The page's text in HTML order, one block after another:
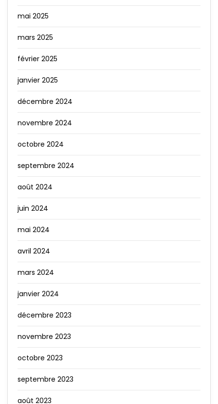
mai 2025
mars 2025
février 2025
janvier 2025
décembre 2024
novembre 2024
octobre 2024
septembre 2024
août 2024
juin 2024
mai 2024
avril 2024
mars 2024
janvier 2024
décembre 2023
novembre 2023
octobre 2023
septembre 2023
août 2023